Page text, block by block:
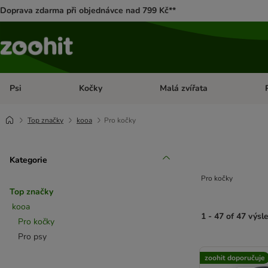
Doprava zdarma při objednávce nad 799 Kč**
Psi Otevřít menu: Psi
Kočky Otevřít menu: Kočky
Malá zvířata
Top značky kooa Pro kočky
Kategorie
Top značky
kooa
Pro kočky
Pro psy
Pro kočky
1 - 47 of 47
zoohit doporučuje